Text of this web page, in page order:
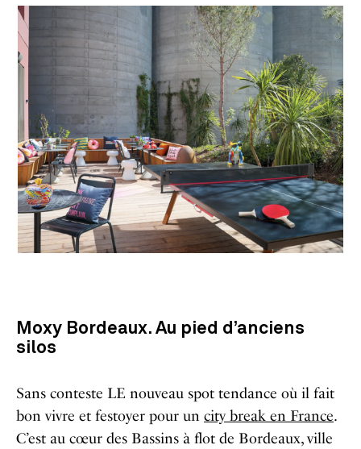
Moxy Bordeaux. Au pied d’anciens
silos
Sans conteste LE nouveau spot tendance où il fait
bon vivre et festoyer pour un city break en France.
C’est au cœur des Bassins à flot de Bordeaux, ville